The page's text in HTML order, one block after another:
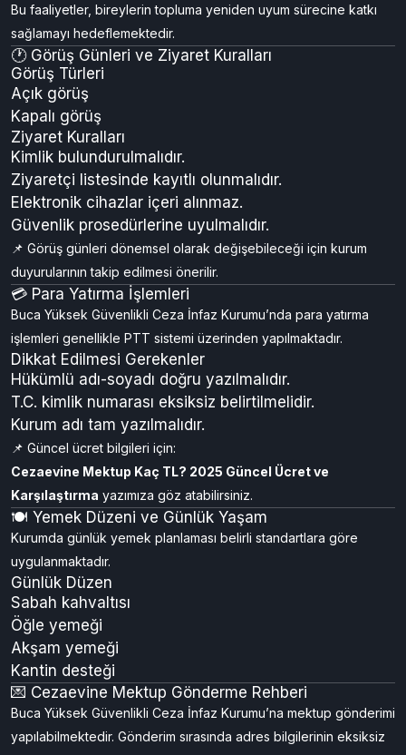
Bu faaliyetler, bireylerin topluma yeniden uyum sürecine katkı
sağlamayı hedeflemektedir.
🕐 Görüş Günleri ve Ziyaret Kuralları
Görüş Türleri
Açık görüş
Kapalı görüş
Ziyaret Kuralları
Kimlik bulundurulmalıdır.
Ziyaretçi listesinde kayıtlı olunmalıdır.
Elektronik cihazlar içeri alınmaz.
Güvenlik prosedürlerine uyulmalıdır.
📌 Görüş günleri dönemsel olarak değişebileceği için kurum
duyurularının takip edilmesi önerilir.
💳 Para Yatırma İşlemleri
Buca Yüksek Güvenlikli Ceza İnfaz Kurumu’nda para yatırma
işlemleri genellikle PTT sistemi üzerinden yapılmaktadır.
Dikkat Edilmesi Gerekenler
Hükümlü adı-soyadı doğru yazılmalıdır.
T.C. kimlik numarası eksiksiz belirtilmelidir.
Kurum adı tam yazılmalıdır.
📌 Güncel ücret bilgileri için:
Cezaevine Mektup Kaç TL? 2025 Güncel Ücret ve
Karşılaştırma yazımıza göz atabilirsiniz.
🍽️ Yemek Düzeni ve Günlük Yaşam
Kurumda günlük yemek planlaması belirli standartlara göre
uygulanmaktadır.
Günlük Düzen
Sabah kahvaltısı
Öğle yemeği
Akşam yemeği
Kantin desteği
💌 Cezaevine Mektup Gönderme Rehberi
Buca Yüksek Güvenlikli Ceza İnfaz Kurumu’na mektup gönderimi
yapılabilmektedir. Gönderim sırasında adres bilgilerinin eksiksiz